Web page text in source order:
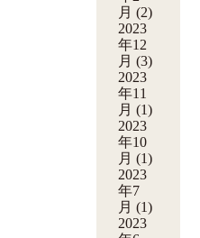
月 (2)
2023
年12
月 (3)
2023
年11
月 (1)
2023
年10
月 (1)
2023
年7
月 (1)
2023